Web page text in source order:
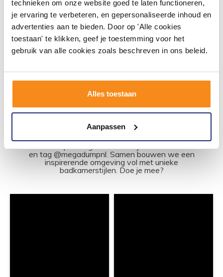
technieken om onze website goed te laten functioneren,
je ervaring te verbeteren, en gepersonaliseerde inhoud en
advertenties aan te bieden. Door op 'Alle cookies
toestaan' te klikken, geef je toestemming voor het
gebruik van alle cookies zoals beschreven in ons beleid.
Alles toestaan
Aanpassen
volgende werkdag in huis
264,99
219,00
Meer info
#mijndroombadkamer
Wij geloven in de kracht van delen. Deel jouw
en tag @megadumpnl. Samen bouwen we een
inspirerende omgeving vol met unieke
badkamerstijlen. Doe je mee?